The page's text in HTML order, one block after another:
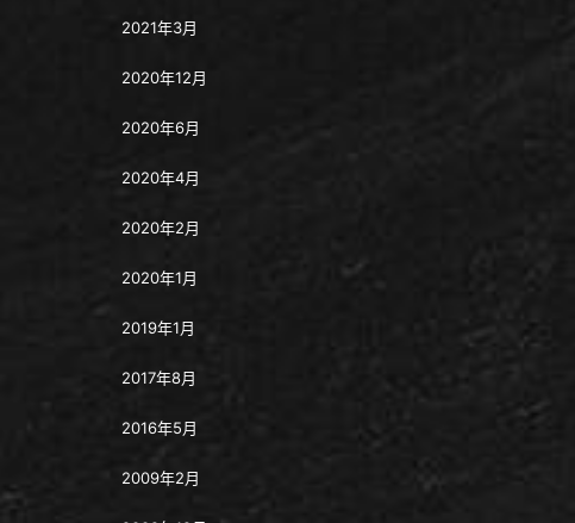
2021年3月
2020年12月
2020年6月
2020年4月
2020年2月
2020年1月
2019年1月
2017年8月
2016年5月
2009年2月